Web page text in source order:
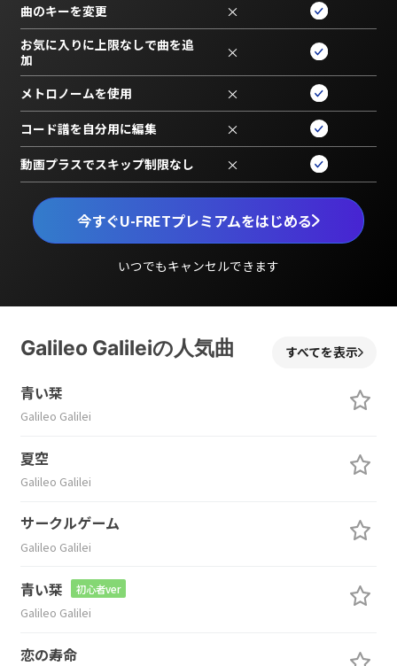
今すぐU-FRETプレミアムをはじめる
いつでもキャンセルできます
曲のキーを変更 ×
お気に入りに上限なしで曲を追
加
×
メトロノームを使用 ×
コード譜を自分用に編集 ×
動画プラスでスキップ制限なし ×
Galileo Galileiの人気曲 すべてを表示
青い栞
Galileo Galilei
夏空
Galileo Galilei
サークルゲーム
Galileo Galilei
青い栞 初心者ver
Galileo Galilei
恋の寿命